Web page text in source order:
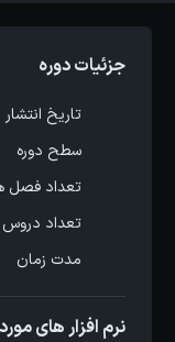
7. ریگینگ
جزئیات دوره
تاریخ انتشار
سطح دوره
تعداد فصل
تعداد دروس
مدت زمان
نرم افزار های